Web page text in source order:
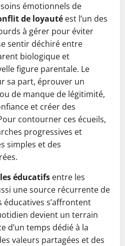
émotionnels de
de loyauté est l’un des
à gérer pour éviter
sentir déchiré entre
biologique et
figure parentale. Le
sa part, éprouver un
de manque de légitimité,
et créer des
contourner ces écueils,
progressives et
simples et des
éducatifs entre les
une source récurrente de
éducatives s’affrontent
devient un terrain
d’un temps dédié à la
valeurs partagées et des